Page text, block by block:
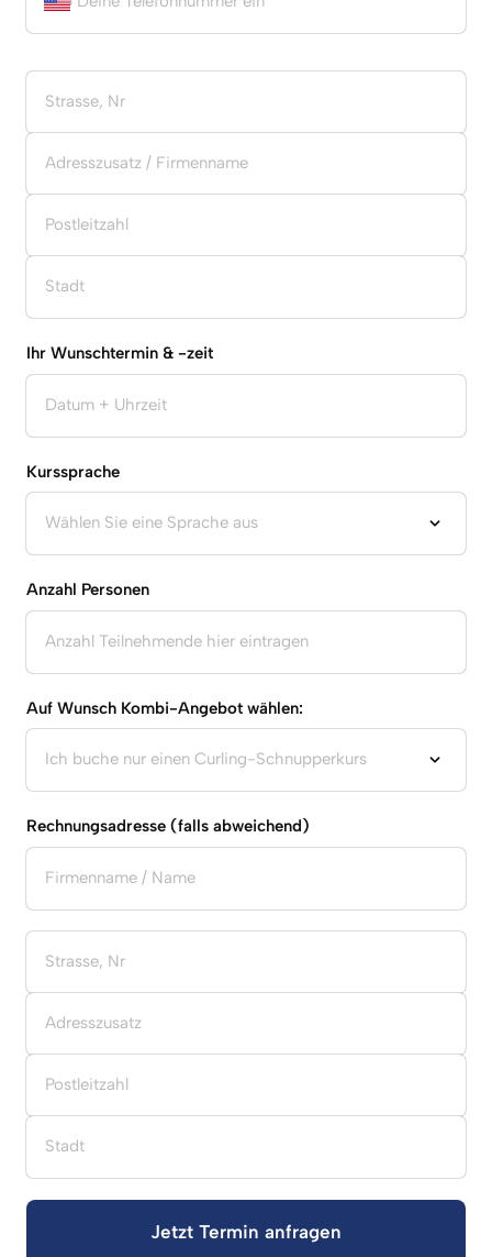
Ihr Wunschtermin & -zeit
Kurssprache
Anzahl Personen
Auf Wunsch Kombi-Angebot wählen:
Rechnungsadresse (falls abweichend)
Jetzt Termin anfragen